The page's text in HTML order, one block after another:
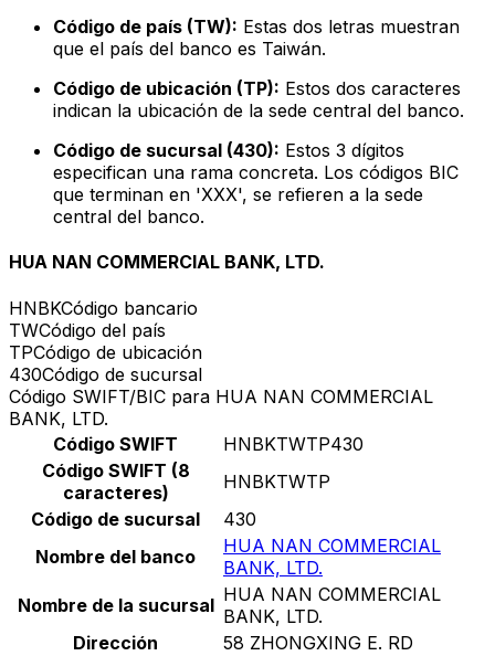
Código de país (TW): Estas dos letras muestran
que el país del banco es Taiwán.
Código de ubicación (TP): Estos dos caracteres
indican la ubicación de la sede central del banco.
Código de sucursal (430): Estos 3 dígitos
especifican una rama concreta. Los códigos BIC
que terminan en 'XXX', se refieren a la sede
central del banco.
HUA NAN COMMERCIAL BANK, LTD.
HNBKCódigo bancario
TWCódigo del país
TPCódigo de ubicación
430Código de sucursal
Código SWIFT/BIC para HUA NAN COMMERCIAL
BANK, LTD.
Código SWIFT
HNBKTWTP430
Código SWIFT (8
caracteres)
HNBKTWTP
Código de sucursal
430
Nombre del banco
HUA NAN COMMERCIAL
BANK, LTD.
Nombre de la sucursal HUA NAN COMMERCIAL
BANK, LTD.
Dirección
58 ZHONGXING E. RD